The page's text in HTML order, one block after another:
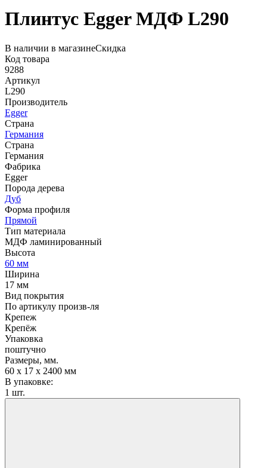
Плинтус Egger МДФ L290
В наличии в магазинеСкидка
Код товара
9288
Артикул
L290
Производитель
Egger
Страна
Германия
Страна
Германия
Фабрика
Egger
Порода дерева
Дуб
Форма профиля
Прямой
Тип материала
МДФ ламинированный
Высота
60 мм
Ширина
17 мм
Вид покрытия
По артикулу произв-ля
Крепеж
Крепёж
Упаковка
поштучно
Размеры, мм.
60 х 17 х 2400 мм
В упаковке:
1 шт.